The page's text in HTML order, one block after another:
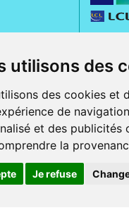
utilisons des
des cookies et
de
et des
la
Je refuse
la pharmacie du centre, 32 rue
1700 en médicaments sans
et ses partenaires à l' étranger).
sur l' AppStore (pour iPhone, iPad
Visa, MasterCard, American Express,